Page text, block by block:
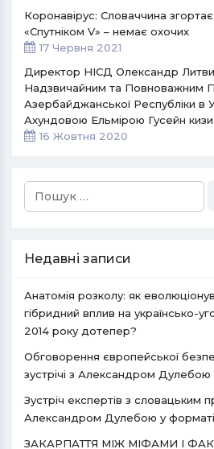
Коронавірус: Словаччина
«Спутніком V» – немає охочих
17 Червня 2021
Директор НІСД Олександр
Надзвичайним та Повноважним
Азербайджанської Республіки в
Ахундовою Ельмірою Гусейн кизи
16 Жовтня 2020
Пошук:
Недавні записи
Анатомія розколу: як
гібридний вплив на українсько-
2014 року дотепер?
Обговорення європейської
зустрічі з Александром Дулебою
Зустріч експертів з словацьким
Александром Дулебою у форматі
ЗАКАРПАТТЯ МІЖ МІФАМИ І